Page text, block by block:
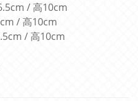
/ 高10cm
/ 高10cm
/ 高10cm